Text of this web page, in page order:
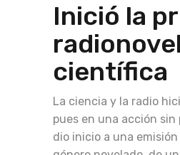
Inició la
científica
La ciencia y la radio
pues en una acción
dio inicio a una